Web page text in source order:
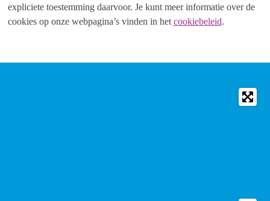
expliciete toestemming daarvoor. Je kunt meer informatie over de
cookies op onze webpagina’s vinden in het cookiebeleid.